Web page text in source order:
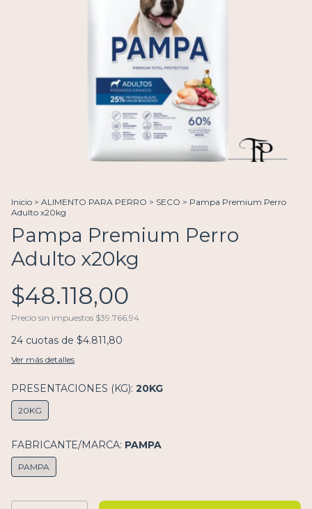
Inicio > ALIMENTO PARA PERRO > SECO > Pampa Premium Perro
Adulto x20kg
Pampa Premium Perro
Adulto x20kg
$48.118,00
Precio sin impuestos $39.766,94
24 cuotas de $4.811,80
Ver más detalles
PRESENTACIONES (KG): 20KG
20KG
FABRICANTE/MARCA: PAMPA
PAMPA